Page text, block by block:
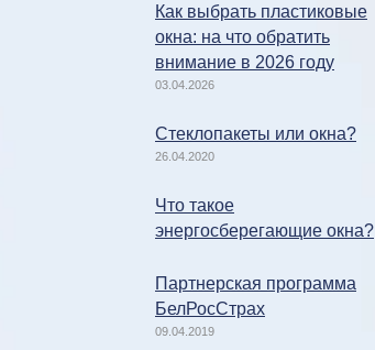
Как выбрать пластиковые
окна: на что обратить
внимание в 2026 году
03.04.2026
Стеклопакеты или окна?
26.04.2020
Что такое
энергосберегающие окна?
Партнерская программа
БелРосСтрах
09.04.2019